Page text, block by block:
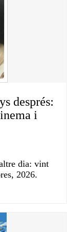
després:
i
dia: vint
2026.